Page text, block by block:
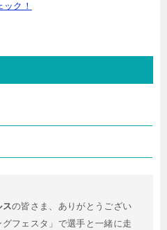
ク！
スの皆さま、ありがとうござい
フェスタ」で選手と一緒に走